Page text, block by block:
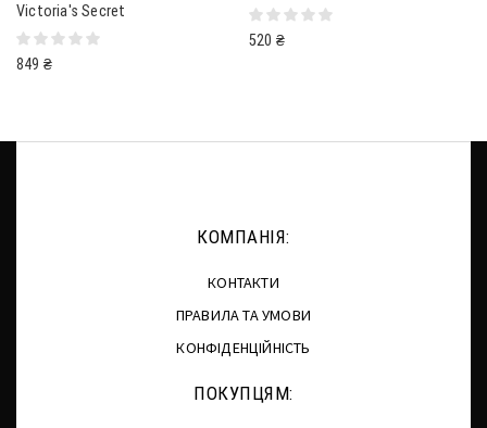
Victoria's Secret
849 ₴
520 ₴
КОМПАНІЯ:
КОНТАКТИ
ПРАВИЛА ТА УМОВИ
КОНФІДЕНЦІЙНІСТЬ
ПОКУПЦЯМ: